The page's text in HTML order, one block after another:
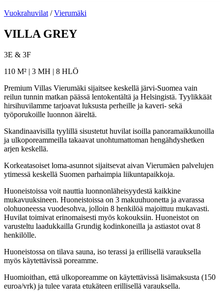
Vuokrahuvilat /Vierumäki
VILLA GREY
3E & 3F
110 M² | 3 MH | 8 HLÖ
Premium Villas Vierumäki sijaitsee keskellä järvi-Suomea vain
reilun tunnin matkan päässä lentokentältä ja Helsingistä. Tyylikkäät
hirsihuvilamme tarjoavat luksusta perheille ja kaveri- sekä
työporukoille luonnon ääreltä.
Skandinaavisilla tyylillä sisustetut huvilat isoilla panoramaikkunoilla
ja ulkoporeammeilla takaavat unohtumattoman hengähdyshetken
arjen keskellä.
Korkeatasoiset loma-asunnot sijaitsevat aivan Vierumäen palvelujen
ytimessä keskellä Suomen parhaimpia liikuntapaikkoja.
Huoneistoissa voit nauttia luonnonläheisyydestä kaikkine
mukavuuksineen. Huoneistoissa on 3 makuuhuonetta ja avarassa
olohuoneessa vuodesohva, jolloin 8 henkilöä majoittuu mukavasti.
Huvilat toimivat erinomaisesti myös kokouksiin. Huoneistot on
varusteltu laadukkailla Grundig kodinkoneilla ja astiastot ovat 8
henkilölle.
Huoneistossa on tilava sauna, iso terassi ja erillisellä varauksella
myös käytettävissä poreamme.
Huomioithan, että ulkoporeamme on käytettävissä lisämaksusta (150
euroa/vrk) ja tulee varata etukäteen erillisellä varauksella.